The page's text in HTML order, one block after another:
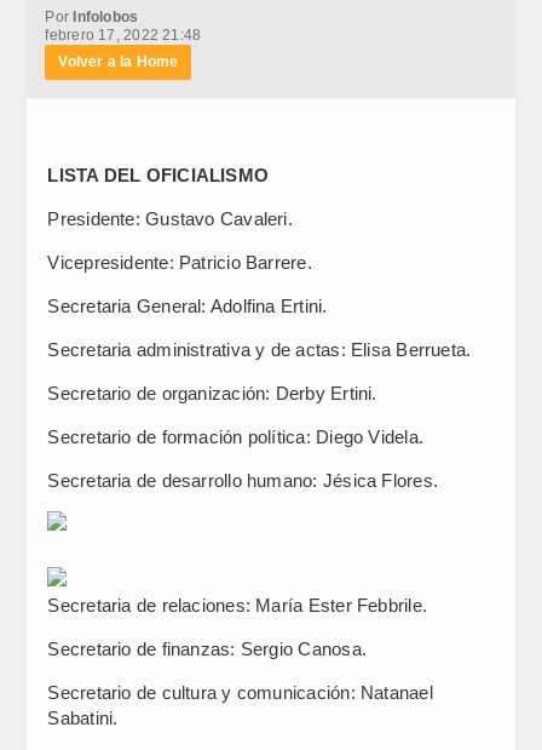
Por Infolobos
febrero 17, 2022 21:48
Volver a la Home
LISTA DEL OFICIALISMO
Presidente: Gustavo Cavaleri.
Vicepresidente: Patricio Barrere.
Secretaria General: Adolfina Ertini.
Secretaria administrativa y de actas: Elisa Berrueta.
Secretario de organización: Derby Ertini.
Secretario de formación política: Diego Videla.
Secretaria de desarrollo humano: Jésica Flores.
Secretaria de relaciones: María Ester Febbrile.
Secretario de finanzas: Sergio Canosa.
Secretario de cultura y comunicación: Natanael
Sabatini.